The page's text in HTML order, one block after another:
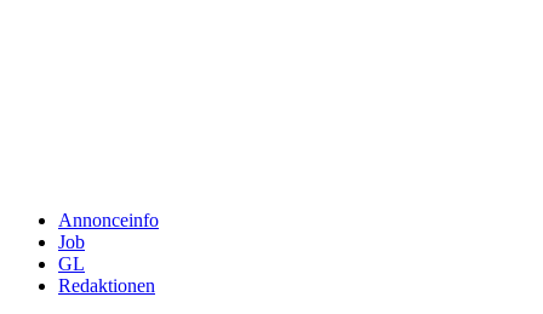
Annonceinfo
Job
GL
Redaktionen